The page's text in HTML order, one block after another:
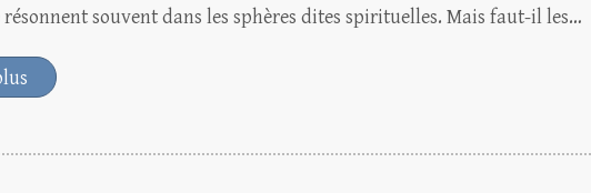
résonnent souvent dans les sphères dites spirituelles. Mais faut-il les…